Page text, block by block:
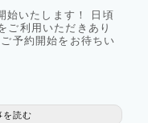
始いたします！ 日頃
ご利用いただきあり
予約開始をお待ちい
を読む